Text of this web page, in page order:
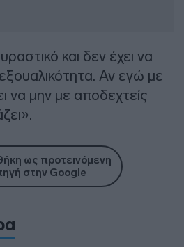
και δεν έχει να
Αν εγώ με
να μην με αποδεχτείς
ως προτεινόμενη
στην Google